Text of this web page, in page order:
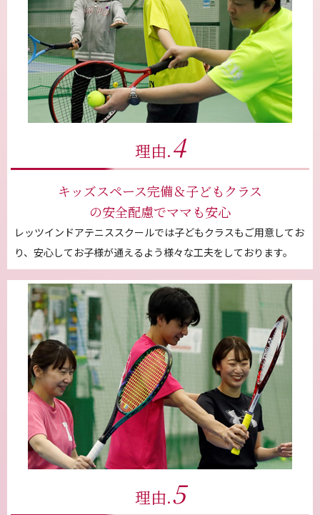
理由.4
キッズスペース完備＆子どもクラス
の安全配慮でママも安心
レッツインドアテニススクールでは子どもクラスもご用意してお
り、安心してお子様が通えるよう様々な工夫をしております。
理由.5